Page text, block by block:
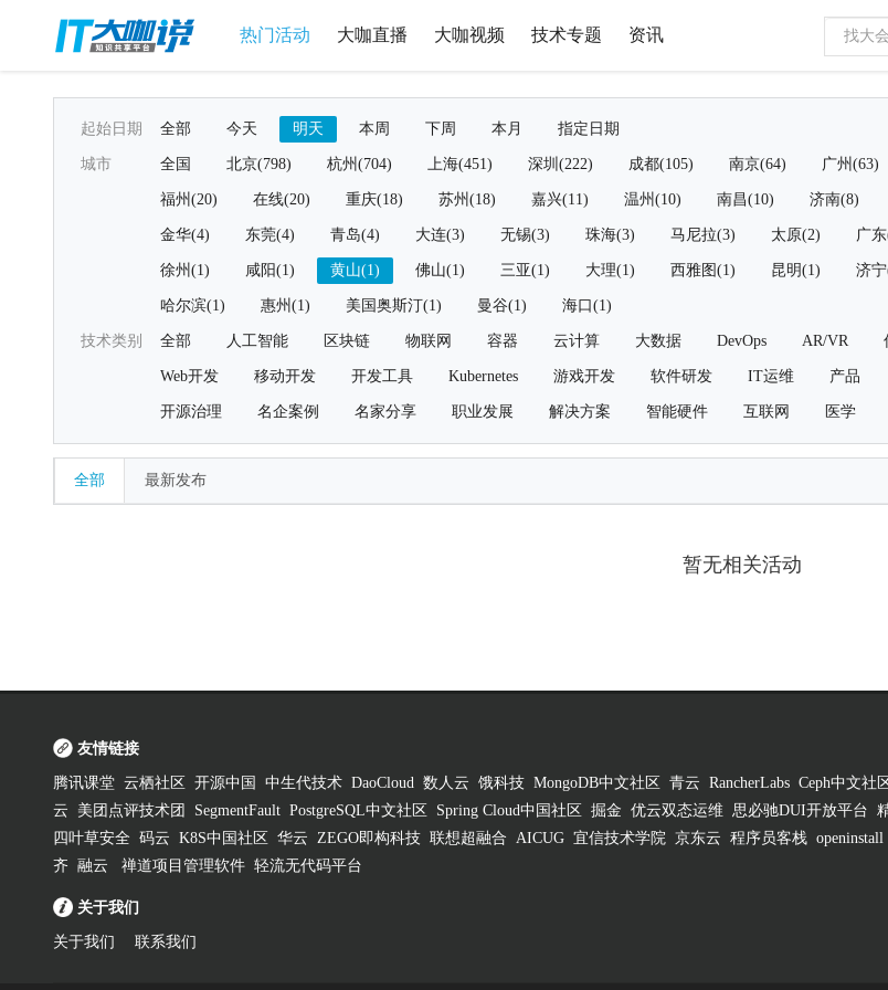
热门活动 大咖直播 大咖视频 技术专题 资讯
起始日期 全部 今天 明天 本周 下周 本月 指定日期
城市 全国 北京(798) 杭州(704) 上海(451) 深圳(222) 成都(105) 南京(64) 广州(63)
福州(20) 在线(20) 重庆(18) 苏州(18) 嘉兴(11) 温州(10) 南昌(10) 济南(8)
金华(4) 东莞(4) 青岛(4) 大连(3) 无锡(3) 珠海(3) 马尼拉(3) 太原(2) 广
徐州(1) 咸阳(1) 黄山(1) 佛山(1) 三亚(1) 大理(1) 西雅图(1) 昆明(1) 济
哈尔滨(1) 惠州(1) 美国奥斯汀(1) 曼谷(1) 海口(1)
技术类别 全部 人工智能 区块链 物联网 容器 云计算 大数据 DevOps AR/VR
Web开发 移动开发 开发工具 Kubernetes 游戏开发 软件研发 IT运维 产品
开源治理 名企案例 名家分享 职业发展 解决方案 智能硬件 互联网 医学
全部 最新发布
暂无相关活动
友情链接
腾讯课堂 云栖社区 开源中国 中生代技术 DaoCloud 数人云 饿科技 MongoDB中文社区 青云 RancherLabs Ceph中文社
云
美团点评技术团 SegmentFault PostgreSQL中文社区 Spring Cloud中国社区 掘金 优云双态运维 思必驰DUI开放平台
四叶草安全 码云 K8S中国社区 华云 ZEGO即构科技 联想超融合 AICUG 宜信技术学院 京东云 程序员客栈 openinstall
齐 融云 禅道项目管理软件 轻流无代码平台
关于我们
关于我们 联系我们